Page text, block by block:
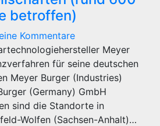
betroffen)
Kommentare
Meyer
für seine deutschen
Meyer Burger (Industries)
(Germany) GmbH
sind die Standorte in
Wolfen (Sachsen-Anhalt)…